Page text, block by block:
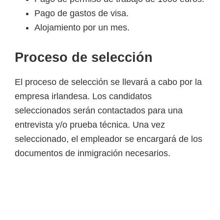
E
A
Pago de gastos de visa.
A ojamiento por un mes.
Proceso d e se ección
El proceso de selección se llevará a cabo por la
empresa irlandesa. Los candidatos
seleccionados serán contactados para una
entrevista y/o prueba técnica. Una vez
seleccionado, el empleador se encargará de los
documentos de inmigración necesarios.